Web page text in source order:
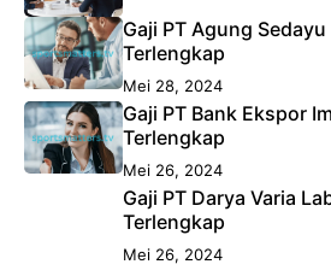
Gaji PT Agung
Terlengkap
Mei 28, 2024
Gaji PT Bank Ekspor
Terlengkap
Mei 26, 2024
Gaji PT Darya Varia
Terlengkap
Mei 26, 2024